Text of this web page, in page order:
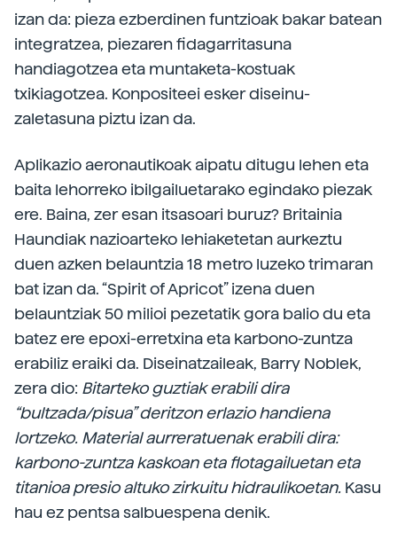
izan da: pieza ezberdinen funtzioak bakar batean
integratzea, piezaren fidagarritasuna
handiagotzea eta muntaketa-kostuak
txikiagotzea. Konpositeei esker diseinu-
zaletasuna piztu izan da.
Aplikazio aeronautikoak aipatu ditugu lehen eta
baita lehorreko ibilgailuetarako egindako piezak
ere. Baina, zer esan itsasoari buruz? Britainia
Haundiak nazioarteko lehiaketetan aurkeztu
duen azken belauntzia 18 metro luzeko trimaran
bat izan da. “Spirit of Apricot” izena duen
belauntziak 50 milioi pezetatik gora balio du eta
batez ere epoxi-erretxina eta karbono-zuntza
erabiliz eraiki da. Diseinatzaileak, Barry Noblek,
zera dio: Bitarteko guztiak erabili dira
“bultzada/pisua” deritzon erlazio handiena
lortzeko. Material aurreratuenak erabili dira:
karbono-zuntza kaskoan eta flotagailuetan eta
titanioa presio altuko zirkuitu hidraulikoetan. Kasu
hau ez pentsa salbuespena denik.